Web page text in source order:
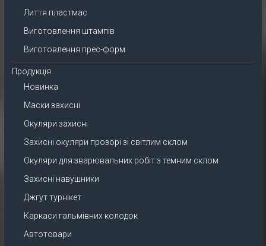
Лиття пластмас
Виготовлення штампів
Виготовлення прес-форм
Продукція
Новинка
Маски захисні
Окуляри захисні
Захисні окуляри прозорі зі світлим склом
Окуляри для зварювальних робіт з темним склом
Захисні навушники
Джгут турнікет
Каркаси гальмівних колодок
Автотовари